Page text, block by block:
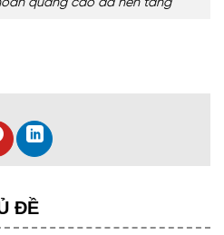
quảng cáo đa nền tảng
ĐỀ